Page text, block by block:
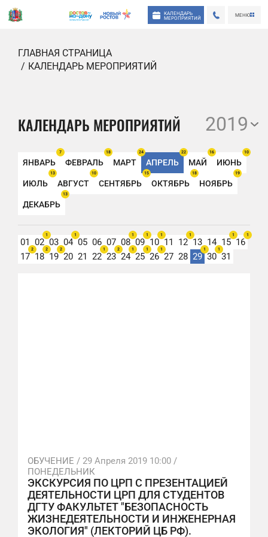
КАЛЕНДАРЬ
МЕРОПРИЯТИЙ
МЕНЮ
ГЛАВНАЯ СТРАНИЦА
КАЛЕНДАРЬ МЕРОПРИЯТИЙ
КАЛЕНДАРЬ МЕРОПРИЯТИЙ 2019
ЯНВАРЬ
7
ФЕВРАЛЬ
18
МАРТ
24
АПРЕЛЬ
22
МАЙ
16
ИЮНЬ
10
ИЮЛЬ
13
АВГУСТ
10
СЕНТЯБРЬ
15
ОКТЯБРЬ
18
НОЯБРЬ
19
ДЕКАБРЬ
13
01 02
1
03 04
1
05 06 07 08
1
09
1
10
1
11 12
1
13 14 15
1
16
1
17
2
18
2
19
2
20 21 22
1
23
2
24
1
25
1
26
1
27 28 29
1
30
1
31
ОБУЧЕНИЕ / 29 Апреля 2019 10:00 /
ПОНЕДЕЛЬНИК
ЭКСКУРСИЯ ПО ЦРП С ПРЕЗЕНТАЦИЕЙ
ДЕЯТЕЛЬНОСТИ ЦРП ДЛЯ СТУДЕНТОВ
ДГТУ ФАКУЛЬТЕТ "БЕЗОПАСНОСТЬ
ЖИЗНЕДЕЯТЕЛЬНОСТИ И ИНЖЕНЕРНАЯ
ЭКОЛОГИЯ" (ЛЕКТОРИЙ ЦБ РФ).